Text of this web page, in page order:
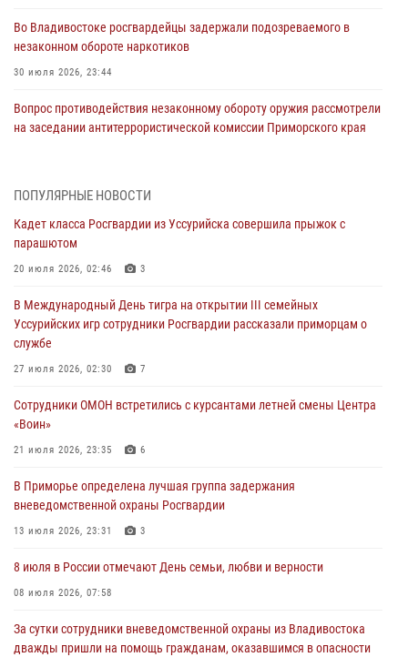
Во Владивостоке росгвардейцы задержали подозреваемого в
незаконном обороте наркотиков
30 июля 2026, 23:44
Вопрос противодействия незаконному обороту оружия рассмотрели
на заседании антитеррористической комиссии Приморского края
Во Владивостоке во дворе жилого дома сотрудники
29 июля 2026, 01:17
В День Крещения Руси в Князь-Владимирском храме – Главном
ходом
28 июля 2026, 10:29 3
Росгвардейцы в Приморье приняли участие в молебне,
28 июля 2026, 05:39
В Международный День тигра на открытии III семейных
службе
27 июля 2026, 02:30
ПОПУЛЯРНЫЕ НОВОСТИ
Кадет класса Росгвардии из Уссурийска совершила прыжок с
парашютом
20 июля 2026, 02:46 3
В Международный День тигра на открытии III семейных
Уссурийских игр сотрудники Росгвардии рассказали приморцам о
службе
27 июля 2026, 02:30 7
Сотрудники ОМОН встретились с курсантами летней смены Центра
«Воин»
21 июля 2026, 23:35 6
В Приморье определена лучшая группа задержания
вневедомственной охраны Росгвардии
13 июля 2026, 23:31 3
8 июля в России отмечают День семьи, любви и верности
08 июля 2026, 07:58
За сутки сотрудники вневедомственной охраны из Владивостока
дважды пришли на помощь гражданам, оказавшимся в опасности